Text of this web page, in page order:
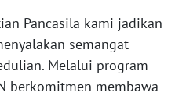
Pancasila kami jadikan
semangat
Melalui program
berkomitmen membawa